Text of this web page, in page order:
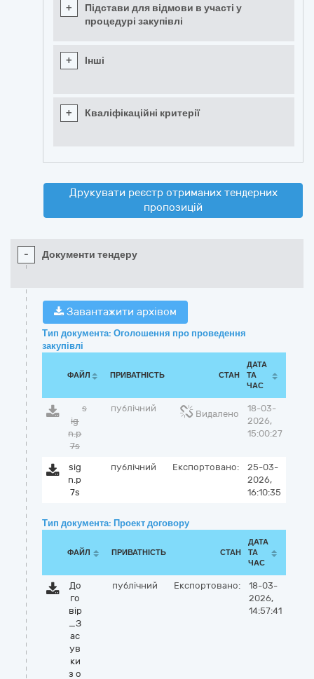
+
Підстави для відмови в участі у
процедурі закупівлі
+ Інші
+ Кваліфікаційні критерії
Друкувати реєстр отриманих тендерних
пропозицій
- Документи тендеру
Завантажити архівом
Тип документа: Оголошення про проведення
закупівлі
ФАЙЛ ПРИВАТНІСТЬ СТАН
ДАТА
ТА
ЧАС
s
ig
n.p
7s
публічний
Видалено
18-03-
2026,
15:00:27
sig
n.p
7s
публічний Експортовано:
25-03-
2026,
16:10:35
Тип документа: Проект договору
ФАЙЛ ПРИВАТНІСТЬ СТАН
ДАТА
ТА
ЧАС
До
го
вір
_З
ас
ув
ки
з о
публічний Експортовано:
18-03-
2026,
14:57:41